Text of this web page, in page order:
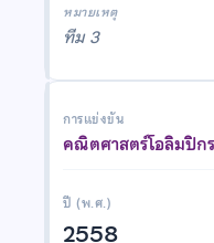
หมายเหตุ
ทีม 3
การแข่งขัน
คณิตศาสตร์โอลิมปิก
ปี (พ.ศ.)
2558